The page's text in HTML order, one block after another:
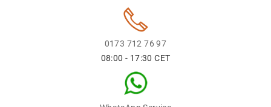
0173 712 76 97
08:00 - 17:30 CET